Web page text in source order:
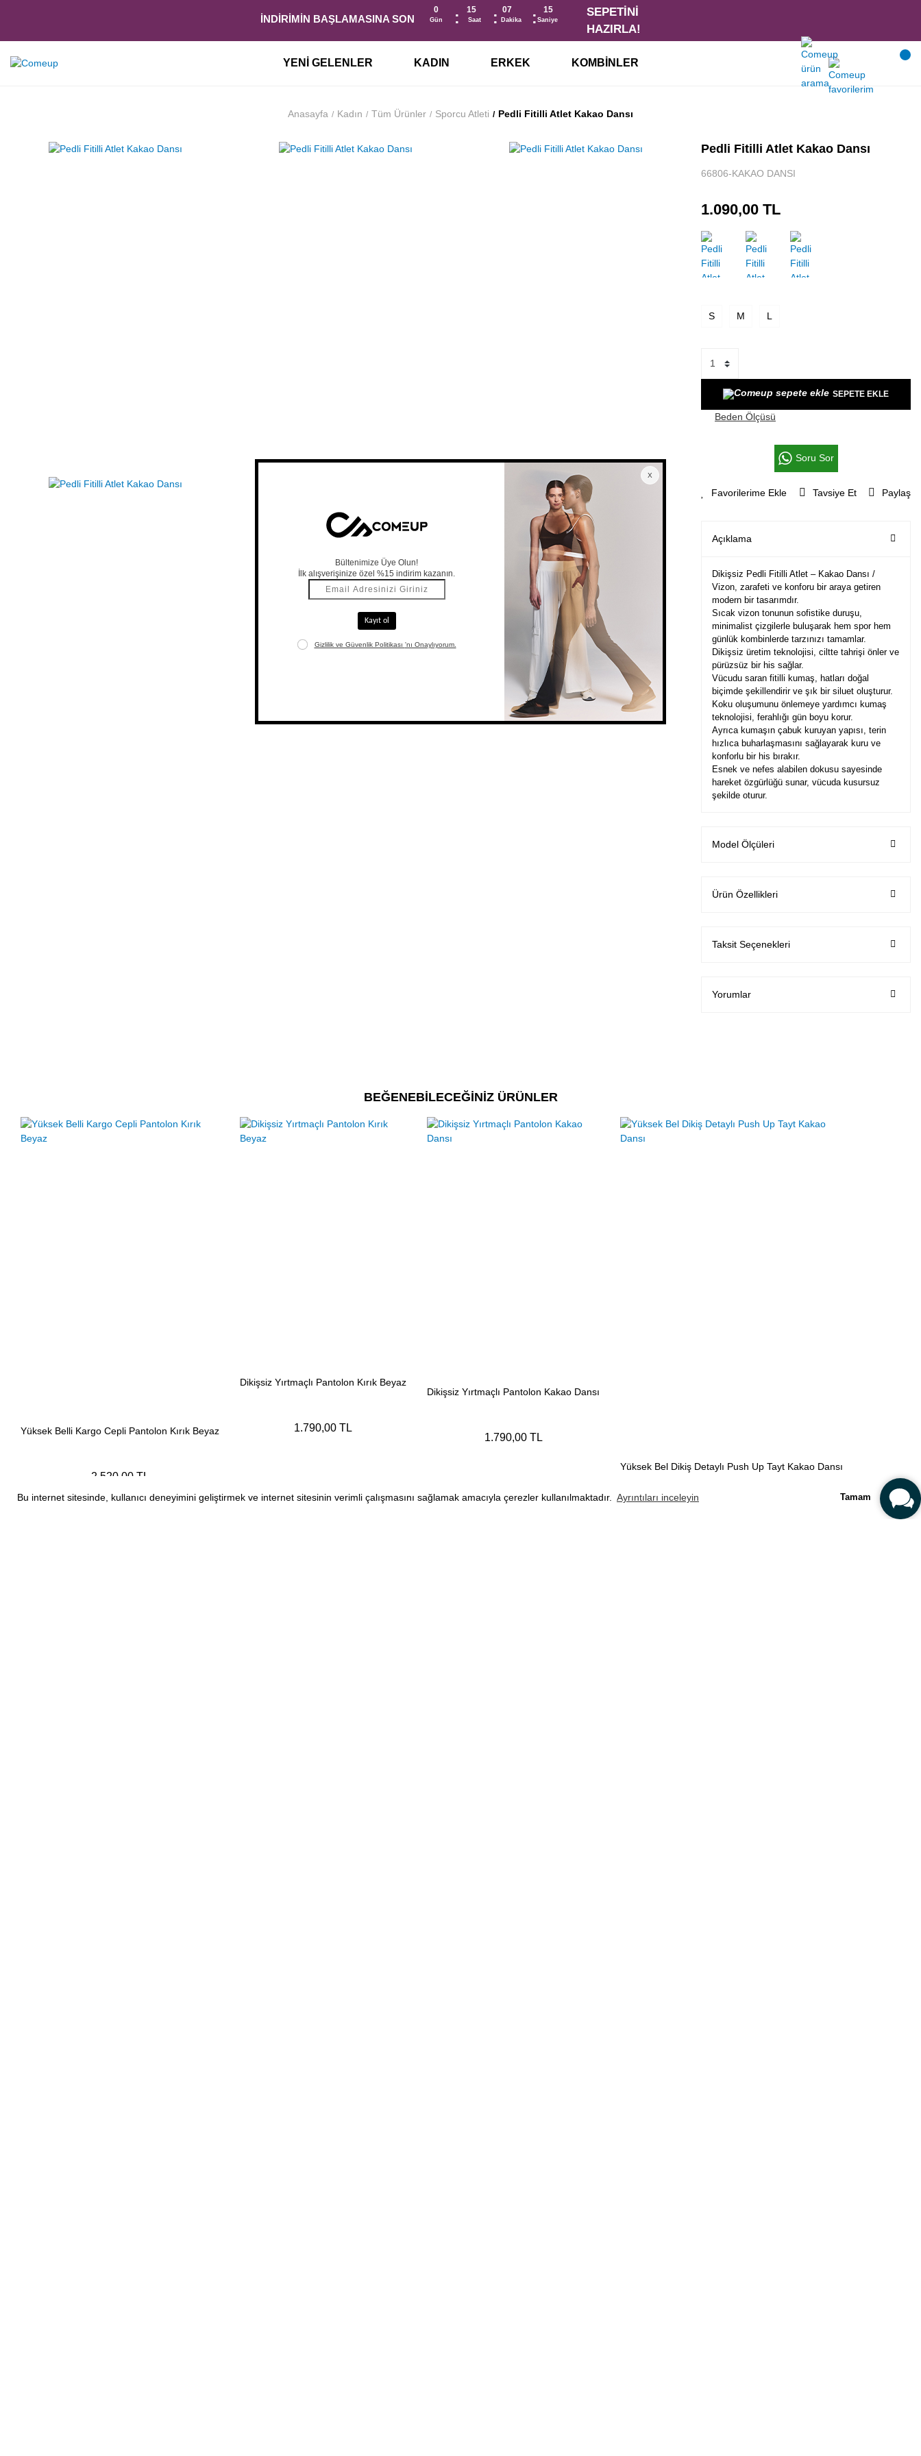
Bu internet sitesinde, kullanıcı deneyimini geliştirmek ve internet sitesinin verimli çalışmasını sağlamak amacıyla çerezler kullanılmaktadır. Ayrıntıları inceleyin Tamam
İNDİRİMİN BAŞLAMASINA SON
0
Gün
15
Saat
07
Dakika
15
Saniye
YENI GELENLER KADIN ERKEK KOMBINLER
Anasayfa Kadın Tüm Ürünler Sporcu Atleti Pedli Fitilli Atlet Kakao Dansı
Pedli Fitilli Atlet Kakao Dansı
66806-KAKAO DANSI
1.090,00 TL
S M L
SEPETE EKLE
Beden Ölçüsü
Soru Sor
Tavsiye Et Paylaş
Açıklama
Dikişsiz Pedli Fitilli Atlet – Kakao Dansı /
Vizon, zarafeti ve konforu bir araya getiren
modern bir tasarımdır.
Sıcak vizon tonunun sofistike duruşu,
minimalist çizgilerle buluşarak hem spor hem
günlük kombinlerde tarzınızı tamamlar.
Dikişsiz üretim teknolojisi, ciltte tahrişi önler ve
pürüzsüz bir his sağlar.
Vücudu saran fitilli kumaş, hatları doğal
biçimde şekillendirir ve şık bir siluet oluşturur.
Koku oluşumunu önlemeye yardımcı kumaş
teknolojisi, ferahlığı gün boyu korur.
Ayrıca kumaşın çabuk kuruyan yapısı, terin
hızlıca buharlaşmasını sağlayarak kuru ve
konforlu bir his bırakır.
Esnek ve nefes alabilen dokusu sayesinde
hareket özgürlüğü sunar, vücuda kusursuz
şekilde oturur.
Model Ölçüleri
Ürün Özellikleri
Taksit Seçenekleri
Yorumlar
BEĞENEBİLECEĞİNİZ ÜRÜNLER
Yüksek Belli Kargo Cepli Pantolon Kırık Beyaz
2.520,00 TL
Dikişsiz Yırtmaçlı Pantolon Kırık Beyaz
1.790,00 TL
Dikişsiz Yırtmaçlı Pantolon Kakao Dansı
1.790,00 TL
Yüksek Bel Dikiş Detaylı Push Up Tayt Kakao Dansı